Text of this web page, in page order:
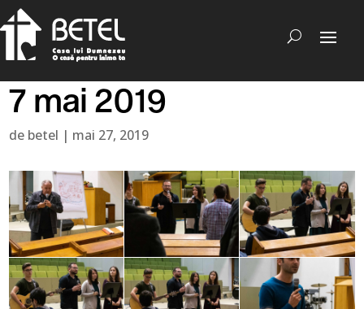
7 mai 2019
de betel | mai 27, 2019